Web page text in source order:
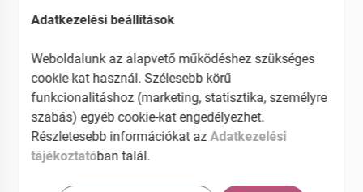
Adatkezelési beállítások
Weboldalunk az alapvető működéshez szükséges
cookie-kat használ. Szélesebb körű
funkcionalitáshoz (marketing, statisztika, személyre
szabás) egyéb cookie-kat engedélyezhet.
Részletesebb információkat azAdatkezelési
tájékoztatóban talál.